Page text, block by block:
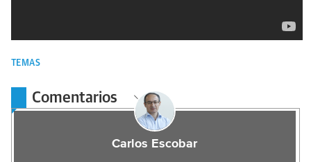
TEMAS
Comentarios
Carlos Escobar